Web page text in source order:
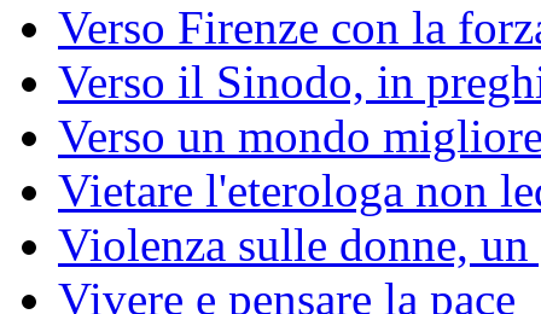
Verso Firenze con la
Verso il Sinodo, in
Verso un mondo
Vietare l'eterologa non
Violenza sulle donne,
Vivere e pensare la pace